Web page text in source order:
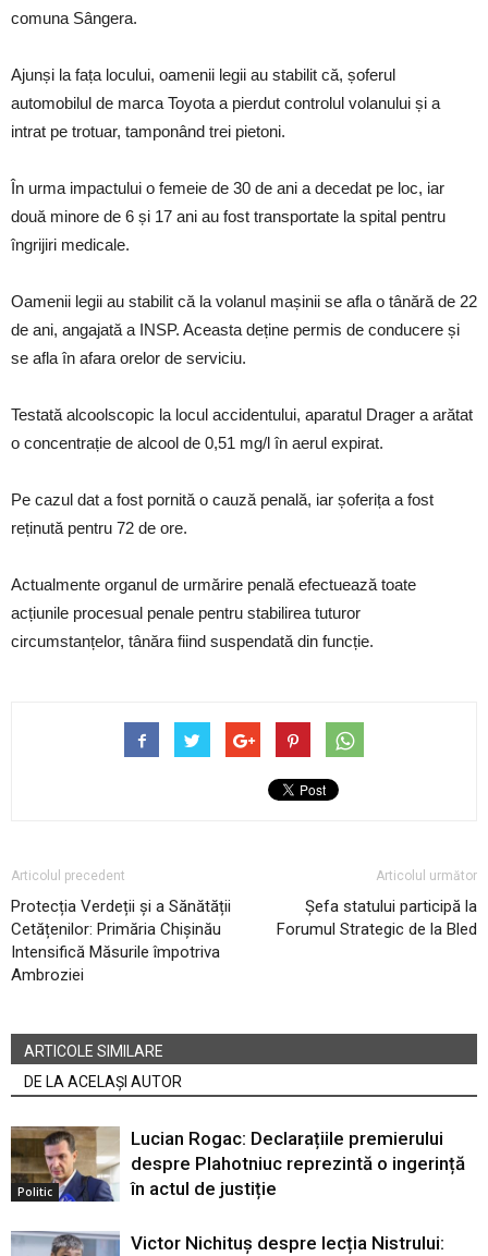
comuna Sângera.
Ajunși la fața locului, oamenii legii au stabilit că, șoferul
automobilul de marca Toyota a pierdut controlul volanului și a
intrat pe trotuar, tamponând trei pietoni.
În urma impactului o femeie de 30 de ani a decedat pe loc, iar
două minore de 6 și 17 ani au fost transportate la spital pentru
îngrijiri medicale.
Oamenii legii au stabilit că la volanul mașinii se afla o tânără de 22
de ani, angajată a INSP. Aceasta deține permis de conducere și
se afla în afara orelor de serviciu.
Testată alcoolscopic la locul accidentului, aparatul Drager a arătat
o concentrație de alcool de 0,51 mg/l în aerul expirat.
Pe cazul dat a fost pornită o cauză penală, iar șoferița a fost
reținută pentru 72 de ore.
Actualmente organul de urmărire penală efectuează toate
acțiunile procesual penale pentru stabilirea tuturor
circumstanțelor, tânăra fiind suspendată din funcție.
Articolul precedent
Protecția Verdeții și a Sănătății
Cetățenilor: Primăria Chișinău
Intensifică Măsurile împotriva
Ambroziei
Articolul următor
Șefa statului participă la
Forumul Strategic de la Bled
ARTICOLE SIMILARE
DE LA ACELAȘI AUTOR
Politic
Lucian Rogac: Declarațiile premierului
despre Plahotniuc reprezintă o ingerință
în actul de justiție
Victor Nichituș despre lecția Nistrului: